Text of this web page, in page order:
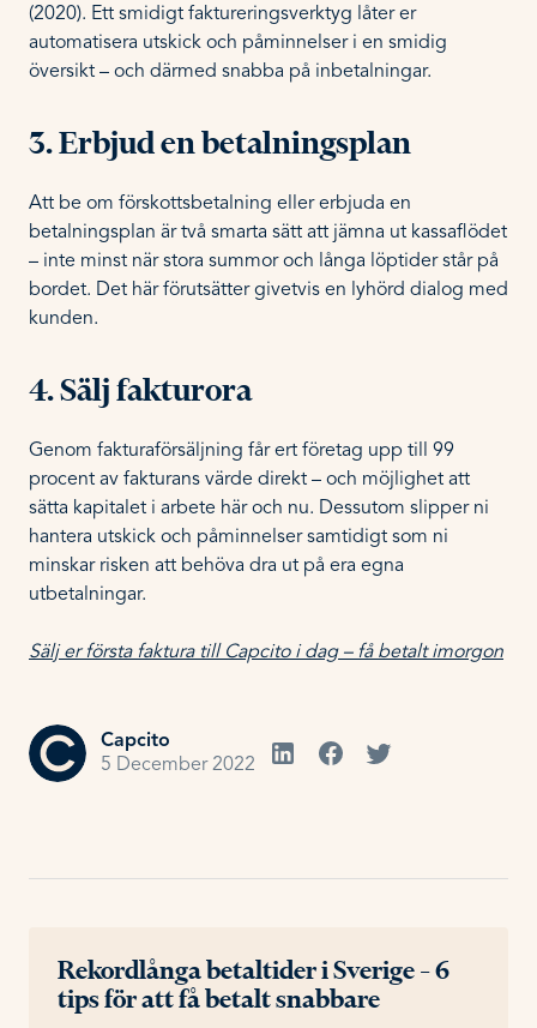
(2020). Ett smidigt faktureringsverktyg låter er
automatisera utskick och påminnelser i en smidig
översikt – och därmed snabba på inbetalningar.
3. Erbjud en betalningsplan
Att be om förskottsbetalning eller erbjuda en
betalningsplan är två smarta sätt att jämna ut kassaflödet
– inte minst när stora summor och långa löptider står på
bordet. Det här förutsätter givetvis en lyhörd dialog med
kunden.
4. Sälj fakturora
Genom fakturaförsäljning får ert företag upp till 99
procent av fakturans värde direkt – och möjlighet att
sätta kapitalet i arbete här och nu. Dessutom slipper ni
hantera utskick och påminnelser samtidigt som ni
minskar risken att behöva dra ut på era egna
utbetalningar.
Sälj er första faktura till Capcito i dag – få betalt imorgon
Capcito
5 December 2022
Rekordlånga betaltider i Sverige – 6
tips för att få betalt snabbare